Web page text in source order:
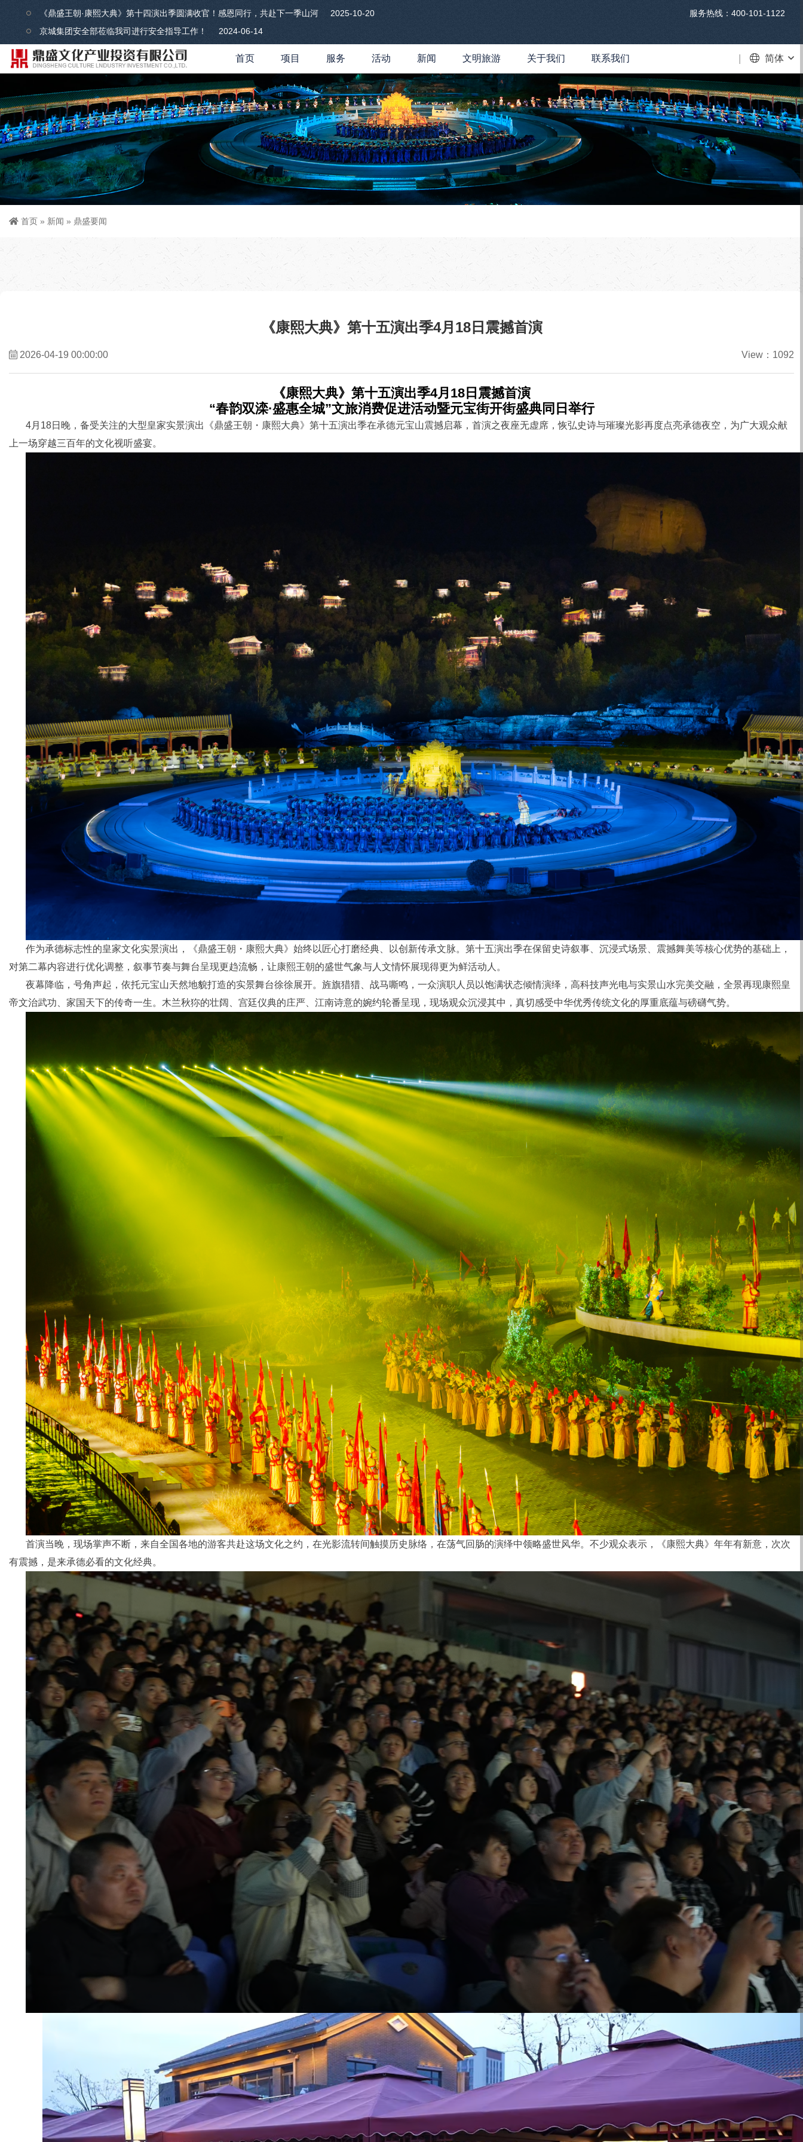
2025-10-20
《鼎盛王朝·康熙大典》第十四演出季圆满收官！感恩同行，共赴下一季山河
2024-06-14
京城集团安全部莅临我司进行安全指导工作！
服务热线：400-101-1122
首页 项目 服务 活动 新闻 文明旅游 关于我们 联系我们 简体
首页 » 新闻 » 鼎盛要闻
《康熙大典》第十五演出季4月18日震撼首演
View：1092
2026-04-19 00:00:00
《康熙大典》第十五演出季4月 18 日震撼首演
“春韵双滦·盛惠全城”文旅消费促进活动暨元宝街开街盛典同日举行
4月18日晚，备受关注的大型皇家实景演出《鼎盛王朝・康熙大典》第十五演出季在承德元宝山震撼启幕，首演之夜座无虚席，恢弘史诗与璀璨光影再度点亮承德夜空，为广大观众献
上一场穿越三百年的文化视听盛宴。
作为承德标志性的皇家文化实景演出，《鼎盛王朝・康熙大典》始终以匠心打磨经典、以创新传承文脉。第十五演出季在保留史诗叙事、沉浸式场景、震撼舞美等核心优势的基础上，
对第二幕内容进行优化调整，叙事节奏与舞台呈现更趋流畅，让康熙王朝的盛世气象与人文情怀展现得更为鲜活动人。
夜幕降临，号角声起，依托元宝山天然地貌打造的实景舞台徐徐展开。旌旗猎猎、战马嘶鸣，一众演职人员以饱满状态倾情演绎，高科技声光电与实景山水完美交融，全景再现康熙皇
帝文治武功、家国天下的传奇一生。木兰秋狝的壮阔、宫廷仪典的庄严、江南诗意的婉约轮番呈现，现场观众沉浸其中，真切感受中华优秀传统文化的厚重底蕴与磅礴气势。
首演当晚，现场掌声不断，来自全国各地的游客共赴这场文化之约，在光影流转间触摸历史脉络，在荡气回肠的演绎中领略盛世风华。不少观众表示，《康熙大典》年年有新意，次次
有震撼，是来承德必看的文化经典。